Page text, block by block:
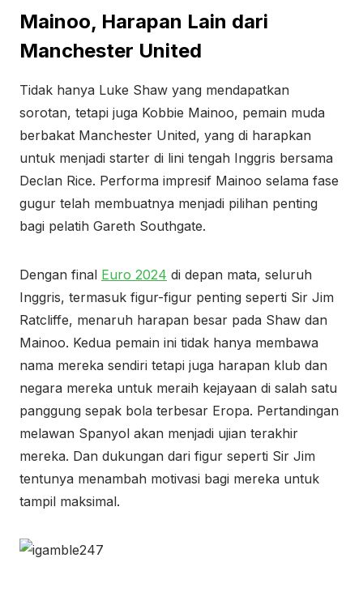
Mainoo, Harapan Lain dari
Manchester United
Tidak hanya Luke Shaw yang mendapatkan
sorotan, tetapi juga Kobbie Mainoo, pemain muda
berbakat Manchester United, yang di harapkan
untuk menjadi starter di lini tengah Inggris bersama
Declan Rice. Performa impresif Mainoo selama fase
gugur telah membuatnya menjadi pilihan penting
bagi pelatih Gareth Southgate.
Dengan final Euro 2024 di depan mata, seluruh
Inggris, termasuk figur-figur penting seperti Sir Jim
Ratcliffe, menaruh harapan besar pada Shaw dan
Mainoo. Kedua pemain ini tidak hanya membawa
nama mereka sendiri tetapi juga harapan klub dan
negara mereka untuk meraih kejayaan di salah satu
panggung sepak bola terbesar Eropa. Pertandingan
melawan Spanyol akan menjadi ujian terakhir
mereka. Dan dukungan dari figur seperti Sir Jim
tentunya menambah motivasi bagi mereka untuk
tampil maksimal.